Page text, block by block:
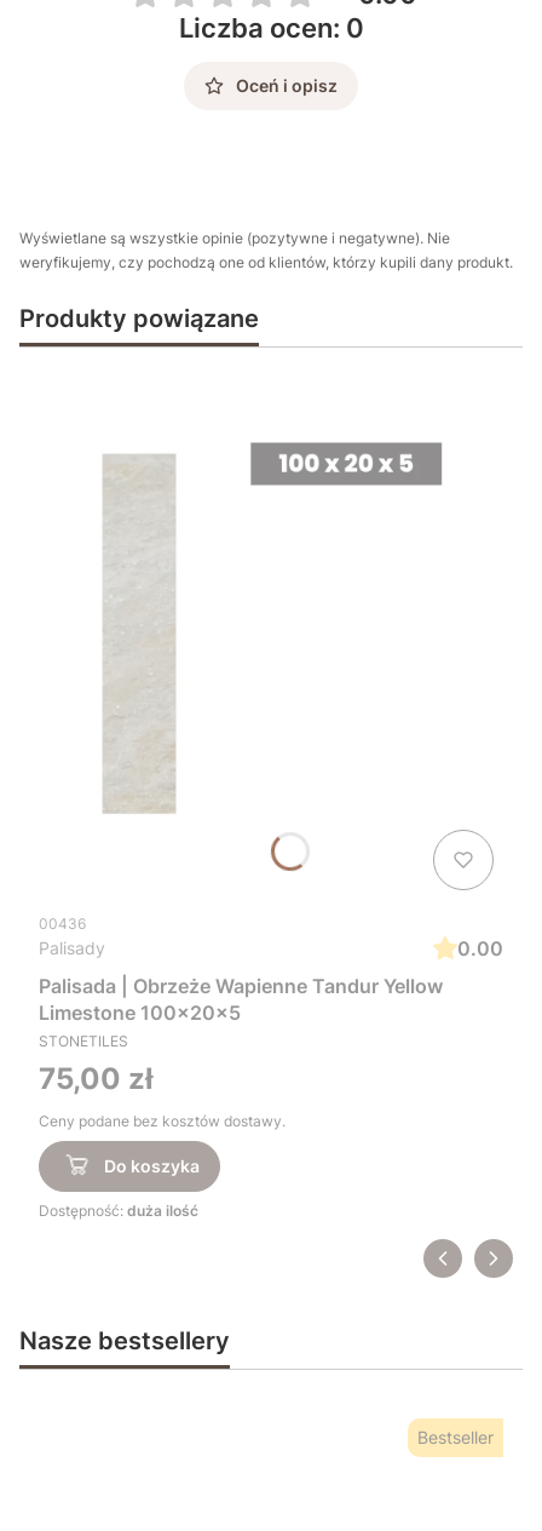
Liczba ocen: 0
Oceń i opisz
Wyświetlane są wszystkie opinie (pozytywne i negatywne). Nie
weryfikujemy, czy pochodzą one od klientów, którzy kupili dany produkt.
Produkty powiązane
00436
Palisady
0.00
Palisada | Obrzeże Wapienne Tandur Yellow
Limestone 100x20x5
STONETILES
Cena
75,00 zł
Ceny podane bez kosztów dostawy.
Do koszyka
Dostępność: duża ilość
Nasze bestsellery
Bestseller